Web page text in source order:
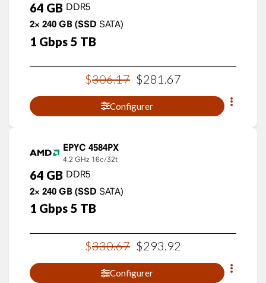
64 GB DDR5
2× 240 GB (SSD SATA)
1 Gbps 5 TB
$306.17 $281 67
Configurer
EPYC 4584PX
4.2 GHz 16c/32t
64 GB DDR5
2× 240 GB (SSD SATA)
1 Gbps 5 TB
$330.67 $293.92
Configurer